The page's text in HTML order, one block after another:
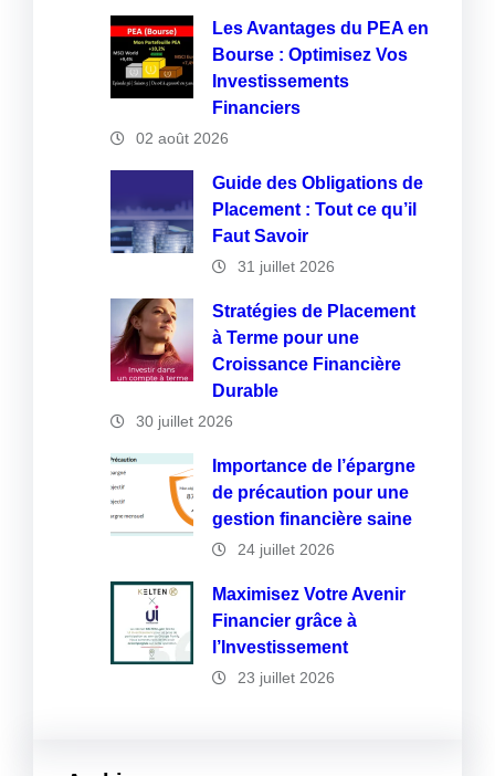
Les Avantages du PEA en
Bourse : Optimisez Vos
Investissements
Financiers
02 août 2026
Guide des Obligations de
Placement : Tout ce qu’il
Faut Savoir
31 juillet 2026
Stratégies de Placement
à Terme pour une
Croissance Financière
Durable
30 juillet 2026
Importance de l’épargne
de précaution pour une
gestion financière saine
24 juillet 2026
Maximisez Votre Avenir
Financier grâce à
l’Investissement
23 juillet 2026